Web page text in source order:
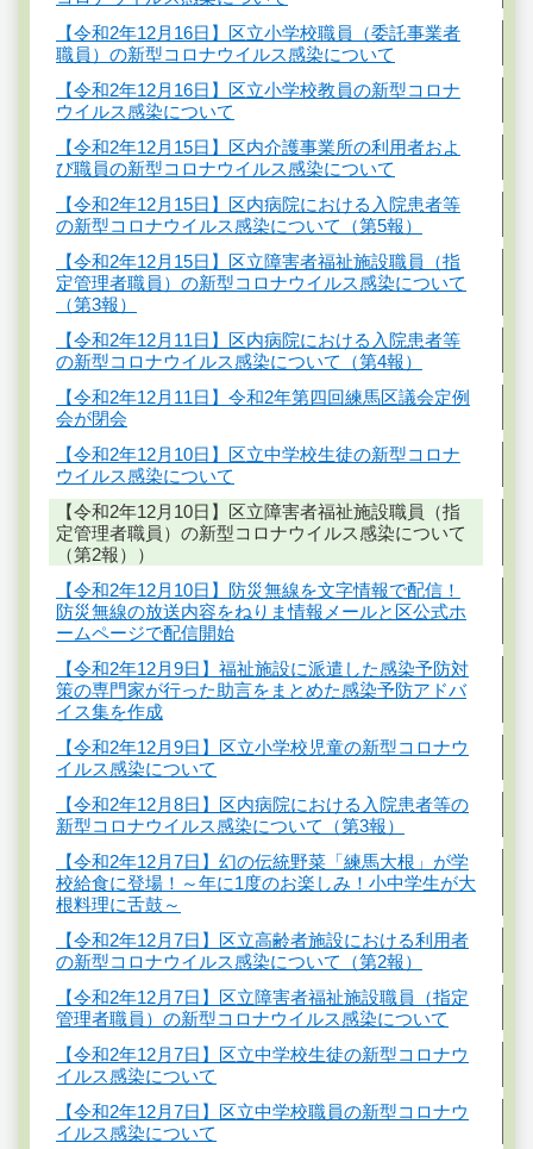
【令和2年12月16日】区立小学校職員（委託事業者
職員）の新型コロナウイルス感染について
【令和2年12月16日】区立小学校教員の新型コロナ
ウイルス感染について
【令和2年12月15日】区内介護事業所の利用者およ
び職員の新型コロナウイルス感染について
【令和2年12月15日】区内病院における入院患者等
の新型コロナウイルス感染について（第5報）
【令和2年12月15日】区立障害者福祉施設職員（指
定管理者職員）の新型コロナウイルス感染について
（第3報）
【令和2年12月11日】区内病院における入院患者等
の新型コロナウイルス感染について（第4報）
【令和2年12月11日】令和2年第四回練馬区議会定例
会が閉会
【令和2年12月10日】区立中学校生徒の新型コロナ
ウイルス感染について
【令和2年12月10日】区立障害者福祉施設職員（指
定管理者職員）の新型コロナウイルス感染について
（第2報））
【令和2年12月10日】防災無線を文字情報で配信！
防災無線の放送内容をねりま情報メールと区公式ホ
ームページで配信開始
【令和2年12月9日】福祉施設に派遣した感染予防対
策の専門家が行った助言をまとめた感染予防アドバ
イス集を作成
【令和2年12月9日】区立小学校児童の新型コロナウ
イルス感染について
【令和2年12月8日】区内病院における入院患者等の
新型コロナウイルス感染について（第3報）
【令和2年12月7日】幻の伝統野菜「練馬大根」が学
校給食に登場！～年に1度のお楽しみ！小中学生が大
根料理に舌鼓～
【令和2年12月7日】区立高齢者施設における利用者
の新型コロナウイルス感染について（第2報）
【令和2年12月7日】区立障害者福祉施設職員（指定
管理者職員）の新型コロナウイルス感染について
【令和2年12月7日】区立中学校生徒の新型コロナウ
イルス感染について
【令和2年12月7日】区立中学校職員の新型コロナウ
イルス感染について